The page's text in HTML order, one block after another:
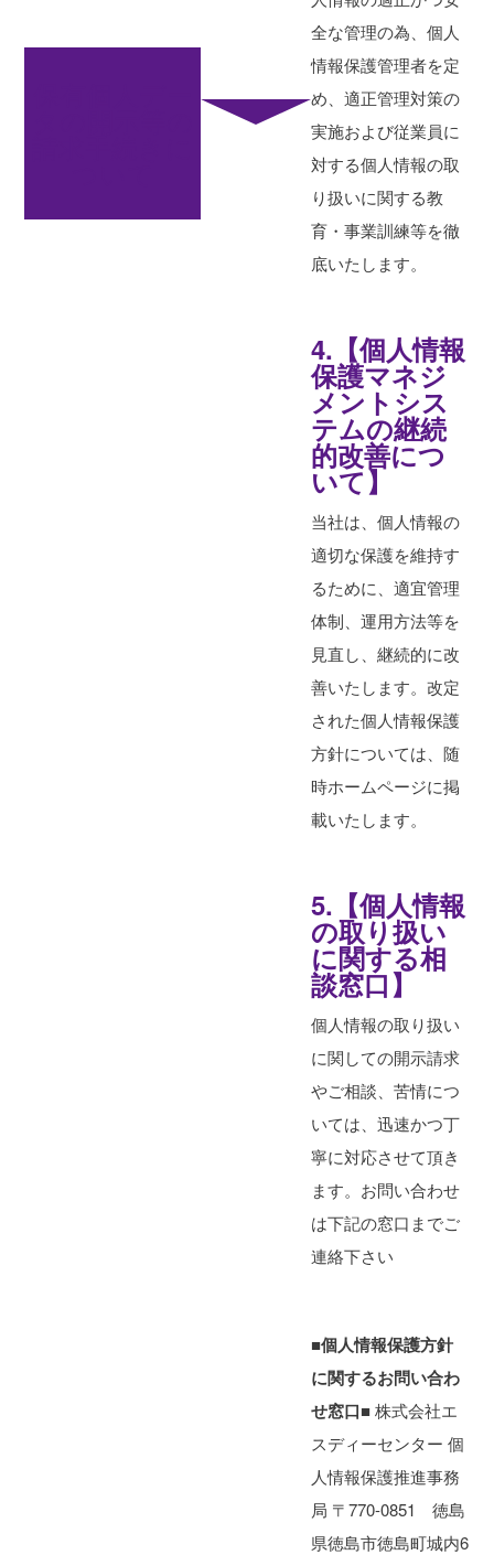
全な管理の為、個人
情報保護管理者を定
め、適正管理対策の
実施および従業員に
対する個人情報の取
り扱いに関する教
育・事業訓練等を徹
底いたします。
4.【個人情報
保護マネジ
メントシス
テムの継続
的改善につ
いて】
当社は、個人情報の
適切な保護を維持す
るために、適宜管理
体制、運用方法等を
見直し、継続的に改
善いたします。改定
された個人情報保護
方針については、随
時ホームページに掲
載いたします。
5.【個人情報
の取り扱い
に関する相
談窓口】
個人情報の取り扱い
に関しての開示請求
やご相談、苦情につ
いては、迅速かつ丁
寧に対応させて頂き
ます。お問い合わせ
は下記の窓口までご
連絡下さい
■個人情報保護方針
に関するお問い合わ
せ窓口■株式会社エ
スディーセンター 個
人情報保護推進事務
局 〒770-0851 徳島
県徳島市徳島町城内6